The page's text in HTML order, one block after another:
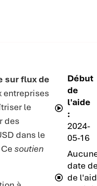
sur flux de
entreprises
le
des
dans le
Cesoutien
Début
de
l'aide
:
2024-
05-16
date
de